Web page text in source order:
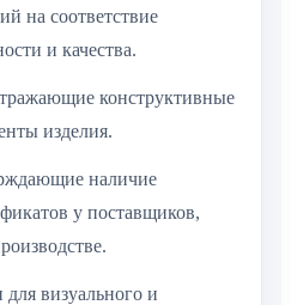
на соответствие
и качества.
конструктивные
изделия.
наличие
у поставщиков,
визуального и